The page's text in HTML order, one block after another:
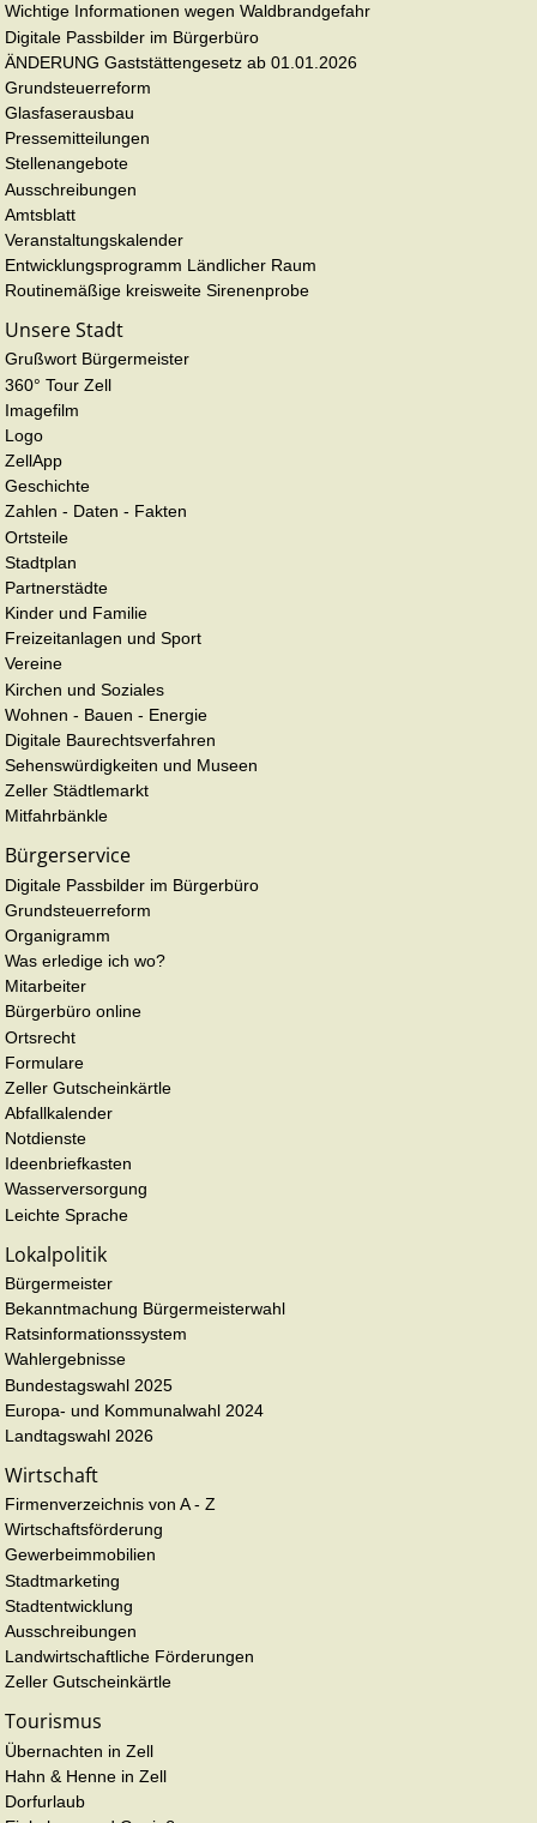
Wichtige Informationen wegen Waldbrandgefahr
Digitale Passbilder im Bürgerbüro
ÄNDERUNG Gaststättengesetz ab 01.01.2026
Grundsteuerreform
Glasfaserausbau
Pressemitteilungen
Stellenangebote
Ausschreibungen
Amtsblatt
Veranstaltungskalender
Entwicklungsprogramm Ländlicher Raum
Routinemäßige kreisweite Sirenenprobe
Unsere Stadt
Grußwort Bürgermeister
360° Tour Zell
Imagefilm
Logo
ZellApp
Geschichte
Zahlen - Daten - Fakten
Ortsteile
Stadtplan
Partnerstädte
Kinder und Familie
Freizeitanlagen und Sport
Vereine
Kirchen und Soziales
Wohnen - Bauen - Energie
Digitale Baurechtsverfahren
Sehenswürdigkeiten und Museen
Zeller Städtlemarkt
Mitfahrbänkle
Bürgerservice
Digitale Passbilder im Bürgerbüro
Grundsteuerreform
Organigramm
Was erledige ich wo?
Mitarbeiter
Bürgerbüro online
Ortsrecht
Formulare
Zeller Gutscheinkärtle
Abfallkalender
Notdienste
Ideenbriefkasten
Wasserversorgung
Leichte Sprache
Lokalpolitik
Bürgermeister
Bekanntmachung Bürgermeisterwahl
Ratsinformationssystem
Wahlergebnisse
Bundestagswahl 2025
Europa- und Kommunalwahl 2024
Landtagswahl 2026
Wirtschaft
Firmenverzeichnis von A - Z
Wirtschaftsförderung
Gewerbeimmobilien
Stadtmarketing
Stadtentwicklung
Ausschreibungen
Landwirtschaftliche Förderungen
Zeller Gutscheinkärtle
Tourismus
Übernachten in Zell
Hahn & Henne in Zell
Dorfurlaub